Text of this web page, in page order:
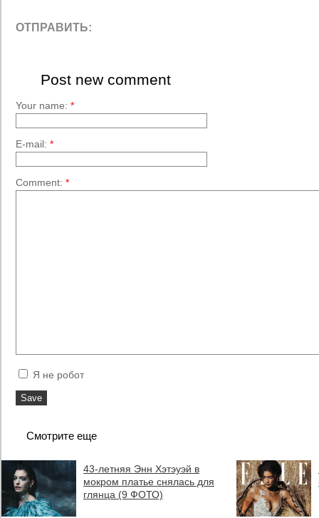
ОТПРАВИТЬ:
Post new comment
Your name: *
E-mail: *
Comment: *
Я не робот
Смотрите еще
43-летняя Энн Хэтэуэй в
мокром платье снялась для
глянца (9 ФОТО)